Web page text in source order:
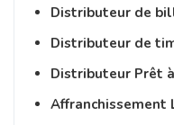
Distributeur de
Distributeur de
Distributeur Prêt
Affranchissement